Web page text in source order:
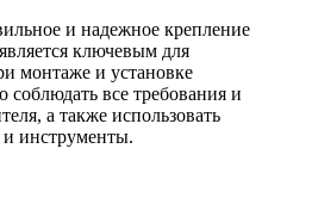
и надежное крепление
ключевым для
монтаже и установке
соблюдать все требования и
а также использовать
и инструменты.